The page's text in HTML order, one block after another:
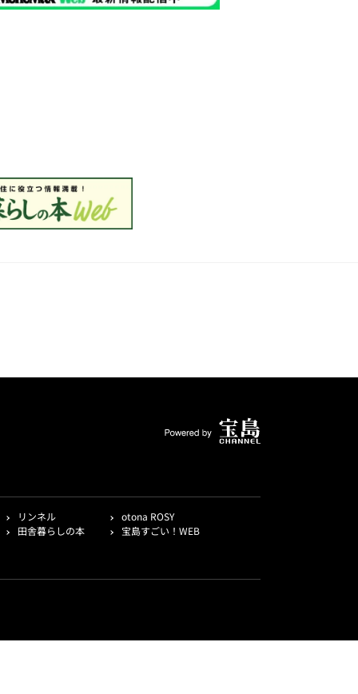
リンネル
otona ROSY
田舎暮らしの本
宝島すごい！WEB